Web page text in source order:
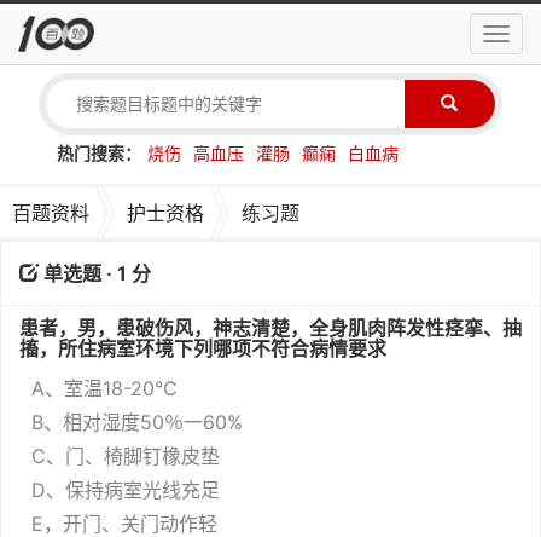
导
航
热门搜索： 烧伤 高血压 灌肠 癫痫 白血病
百题资料 护士资格 练习题
单选题 · 1 分
患者，男，患破伤风，神志清楚，全身肌肉阵发性痉挛、抽
搐，所住病室环境下列哪项不符合病情要求
A、室温18-20℃
B、相对湿度50％一60%
C、门、椅脚钉橡皮垫
D、保持病室光线充足
E，开门、关门动作轻